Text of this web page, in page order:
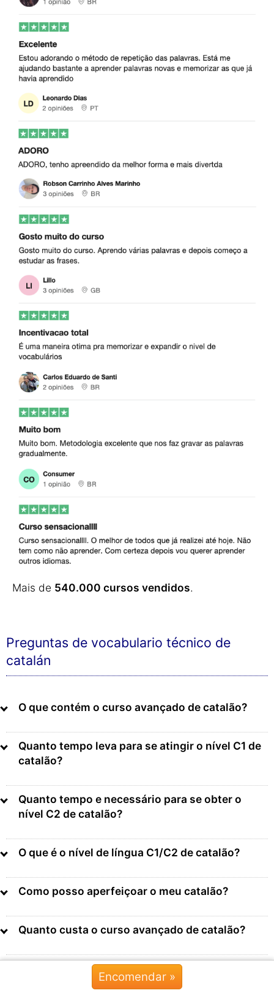
Mais de 540.000 cursos vendidos.
Preguntas de vocabulario técnico de
catalán
O que contém o curso avançado de catalão?
Quanto tempo leva para se atingir o nível C1 de
catalão?
Quanto tempo e necessário para se obter o
nível C2 de catalão?
O que é o nível de língua C1/C2 de catalão?
Como posso aperfeiçoar o meu catalão?
Quanto custa o curso avançado de catalão?
Durante quanto tempo tenho acesso – existe
uma subscrição?Encomendar »
Chat »